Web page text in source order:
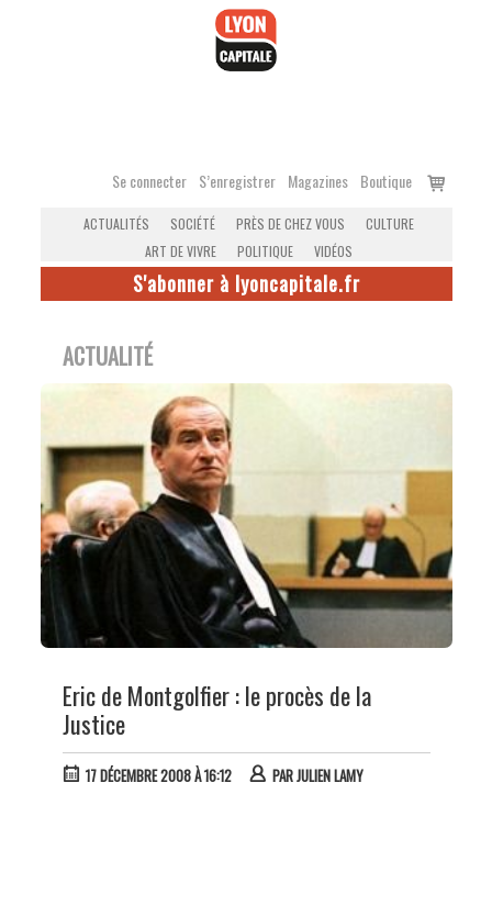
Se connecter S’enregistrer Magazines Boutique
Voir
ACTUALITÉS SOCIÉTÉ PRÈS DE CHEZ VOUS
CULTURE
ART DE VIVRE
POLITIQUE VIDÉOS
S'abonner à lyoncapitale.fr
ACTUALITÉ
Eric de Montgolfier : le procès de la
Justice
17 DÉCEMBRE 2008 À 16:12 PARJULIEN LAMY